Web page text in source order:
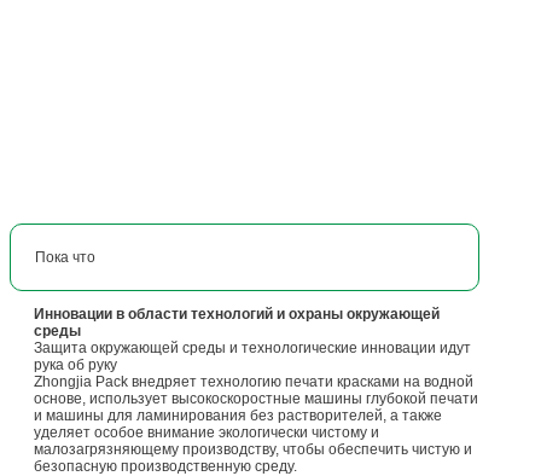
Пока что
Инновации в области технологий и охраны окружающей
среды
Защита окружающей среды и технологические инновации идут
рука об руку
Zhongjia Pack внедряет технологию печати красками на водной
основе, использует высокоскоростные машины глубокой печати
и машины для ламинирования без растворителей, а также
уделяет особое внимание экологически чистому и
малозагрязняющему производству, чтобы обеспечить чистую и
безопасную производственную среду.